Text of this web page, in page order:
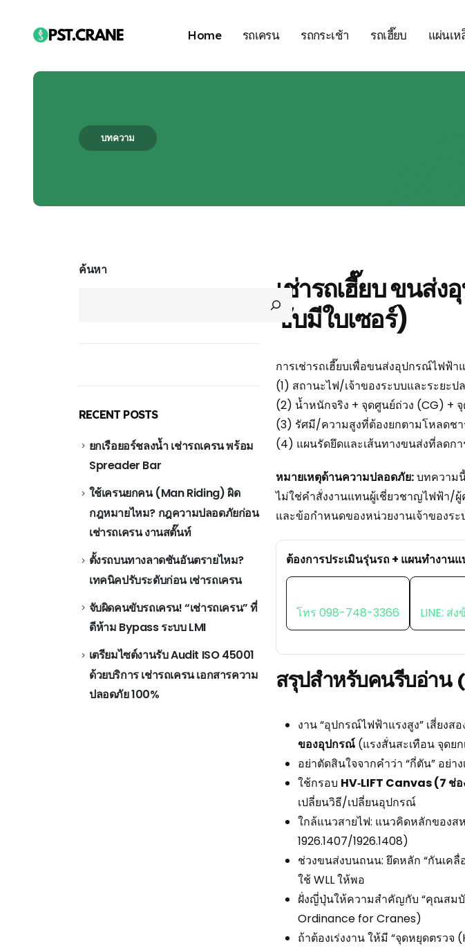
Home รถเครน รถกระเช้า รถเฮี๊ยบ แผ่นเห
บทความ
เช่ารถเฮี๊ยบ ขนส่
ขับมีใบเซอร์)
การเช่ารถเฮี๊ยบเพื่อขนส่งอุปกรณ์ไฟฟ้
(1) สถานะไฟ/เจ้าของระบบและระยะ
(2) น้ำหนักจริง + จุดศูนย์ถ่วง (CG) +
(3) รัศมี/ความสูงที่ต้องยกตามโหลดช
(4) แผนรัดยึดและเส้นทางขนส่งที่ลด
หมายเหตุด้านความปลอดภัย:บทความ
ไม่ใช่คำสั่งงานแทนผู้เชี่ยวชาญไฟฟ้า/
และข้อกำหนดของหน่วยงานเจ้าของระ
ต้องการประเมินรุ่นรถ + แผนทำงาน
โทร 098-748-3366 LINE: ส่
สรุปสำหรับคนรีบอ่าน
งาน “อุปกรณ์ไฟฟ้าแรงสูง” เสี่ยงส
ของอุปกรณ์ (แรงสั่นสะเทือน จุดย
อย่าตัดสินใจจากคำว่า “กี่ตัน” อย่า
ใช้กรอบ HV‑LIFT Canvas (7 ช่
เปลี่ยนวิธี/เปลี่ยนอุปกรณ์
ใกล้แนวสายไฟ: แนวคิดหลักของส
1926.1407/1926.1408)
ช่วงขนส่งบนถนน: ยึดหลัก “กันเค
ใช้ WLL ให้พอ
ฝั่งญี่ปุ่นให้ความสำคัญกับ “คุณสม
Ordinance for Cranes)
ถ้าต้องเร่งงาน ให้มี “จุดหยุดตรว
ค้นหา
RECENT POSTS
ยกเรือยอร์ชลงน้ำ เช่ารถเครน พร้อม
Spreader Bar
ใช้เครนยกคน (Man Riding) ผิด
กฎหมายไหม? กฎความปลอดภัยก่อน
เช่ารถเครน งานสตั๊นท์
ตั้งรถบนทางลาดชันอันตรายไหม?
เทคนิคปรับระดับก่อน เช่ารถเครน
จับผิดคนขับรถเครน! “เช่ารถเครน” ที่
ดีห้าม Bypass ระบบ LMI
เตรียมไซต์งานรับ Audit ISO 45001
ด้วยบริการ เช่ารถเครน เอกสารความ
ปลอดภัย 100%